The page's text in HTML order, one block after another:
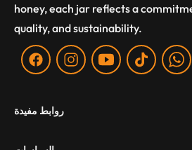
honey, each jar reflects a
quality, and sustainability.
Fb Ins You Tiktok WA
روابط مفيدة